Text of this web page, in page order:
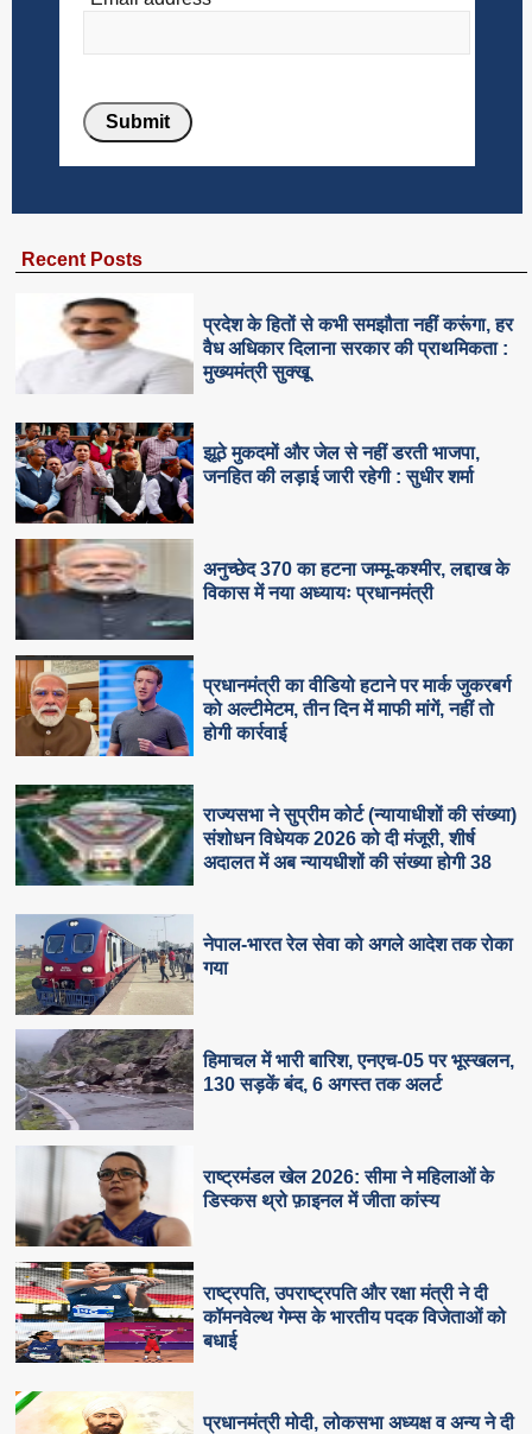
Recent Posts
प्रदेश के हितों से कभी समझौता नहीं करूंगा, हर
वैध अधिकार दिलाना सरकार की प्राथमिकता :
मुख्यमंत्री सुक्खू
झूठे मुकदमों और जेल से नहीं डरती भाजपा,
जनहित की लड़ाई जारी रहेगी : सुधीर शर्मा
अनुच्छेद 370 का हटना जम्मू-कश्मीर, लद्दाख के
विकास में नया अध्यायः प्रधानमंत्री
प्रधानमंत्री का वीडियो हटाने पर मार्क जुकरबर्ग
को अल्टीमेटम, तीन दिन में माफी मांगें, नहीं तो
होगी कार्रवाई
राज्यसभा ने सुप्रीम कोर्ट (न्यायाधीशों की संख्या)
संशोधन विधेयक 2026 को दी मंजूरी, शीर्ष
अदालत में अब न्यायधीशों की संख्या होगी 38
नेपाल-भारत रेल सेवा को अगले आदेश तक रोका
गया
हिमाचल में भारी बारिश, एनएच-05 पर भूस्खलन,
130 सड़कें बंद, 6 अगस्त तक अलर्ट
राष्ट्रमंडल खेल 2026: सीमा ने महिलाओं के
डिस्कस थ्रो फ़ाइनल में जीता कांस्य
राष्ट्रपति, उपराष्ट्रपति और रक्षा मंत्री ने दी
कॉमनवेल्थ गेम्स के भारतीय पदक विजेताओं को
बधाई
प्रधानमंत्री मोदी, लोकसभा अध्यक्ष व अन्य ने दी